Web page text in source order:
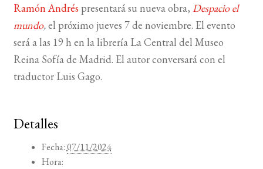
LISTA DE LIBROS
Ramón Andrés presentarásu nueva obra, Despacio el
mundo,el próximo jueves 7 de noviembre. El evento
será a las 19 h en la librería La Central del Museo
Reina Sofía de Madrid. El autor conversará con el
traductor Luis Gago.
Detalles
Fecha:07/11/2024
Hora: